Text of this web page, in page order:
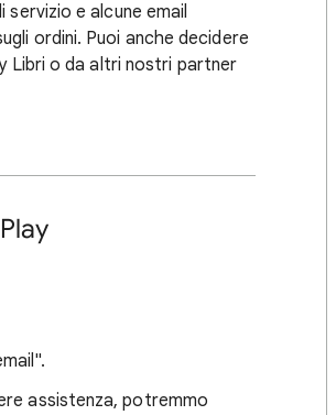
servizio e alcune email
ordini. Puoi anche decidere
Libri o da altri nostri partner
assistenza, potremmo